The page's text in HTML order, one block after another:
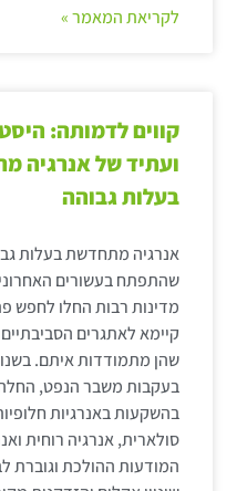
לקריאת המאמר »
קווים לדמותה:
ועתיד של אנרגיה
בעלות גבוהה
אנרגיה מתחדשת בעלות
שהתפתח בעשורים
מדינות רבות החלו לחפש
קיימא לאתגרים
בעקבות משבר הנפט, החלה
בהשקעות באנרגיות
סולארית, אנרגיה רוחית
המודעות ההולכת וגוברת